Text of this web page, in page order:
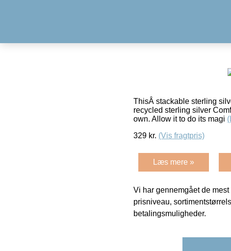
ThisÂ stackable sterling
recycled sterling silver
own. Allow it to do its magi
329 kr. (Vis fragtpris)
Læs mere »
Vi har gennemgået de
prisniveau,
betalingsmuligheder.